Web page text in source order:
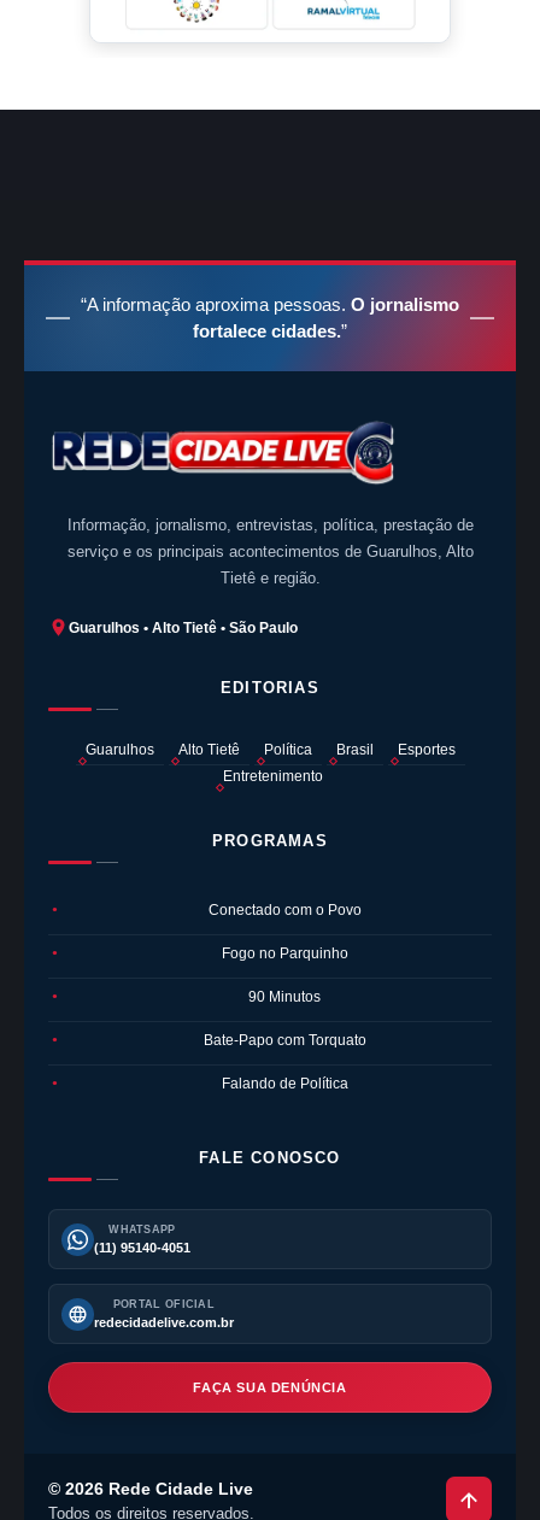
“A informação aproxima pessoas. O jornalismo
fortalece cidades.”
Informação, jornalismo, entrevistas, política, prestação de
serviço e os principais acontecimentos de Guarulhos, Alto
Tietê e região.
Guarulhos • Alto Tietê • São Paulo
EDITORIAS
Guarulhos Alto Tietê Política Brasil
Esportes
Entretenimento
PROGRAMAS
● Conectado com o Povo
● Fogo no Parquinho
● 90 Minutos
● Bate-Papo com Torquato
● Falando de Política
FALE CONOSCO
WHATSAPP
(11) 95140-4051
PORTAL OFICIAL
redecidadelive.com.br
FAÇA SUA DENÚNCIA
© 2026 Rede Cidade Live
Todos os direitos reservados.